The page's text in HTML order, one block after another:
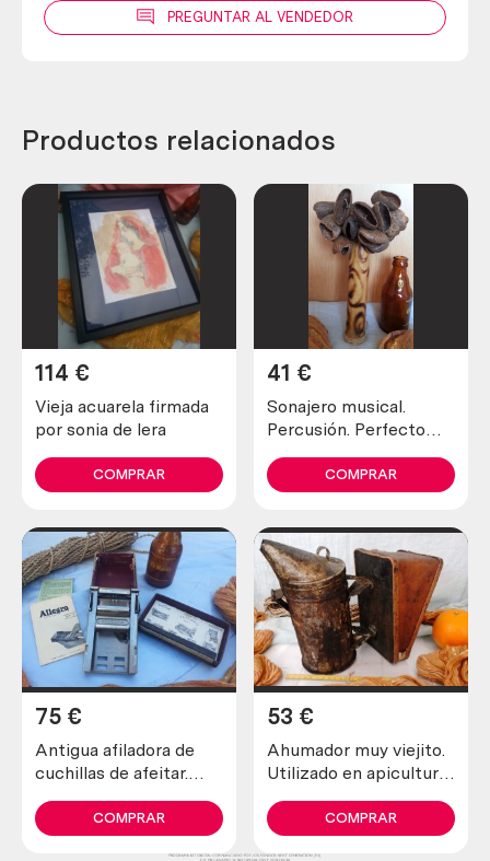
PREGUNTAR AL VENDEDOR
Productos relacionados
Vieja acuarela firmada
por sonia de lera
114 €
COMPRAR
Sonajero musical.
Percusión. Perfecto
41 €
COMPRAR
Antigua afiladora de
cuchillas de afeitar.
75 €
COMPRAR
Ahumador muy viejito.
Utilizado en apicultura
abejas
53 €
COMPRAR